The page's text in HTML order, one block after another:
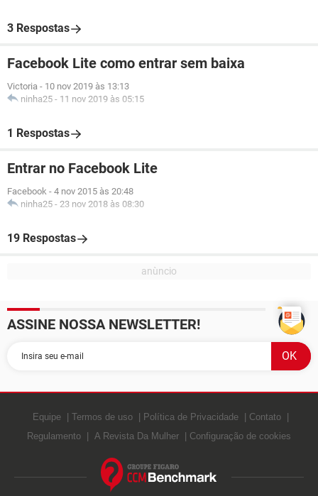
3 Respostas
Facebook Lite como entrar sem baixa
Victoria - 10 nov 2019 às 13:13
ninha25 - 11 nov 2019 às 05:15
1 Respostas
Entrar no Facebook Lite
Facebook - 4 nov 2015 às 20:48
ninha25 - 23 nov 2018 às 08:30
19 Respostas
ASSINE NOSSA NEWSLETTER!
Equipe Termos de uso Política de Privacidade
Contato
Regulamento
A Revista Da Mulher Configuração de cookies